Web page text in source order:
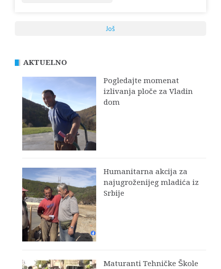
Još
AKTUELNO
Pogledajte momenat
izlivanja ploče za Vladin
dom
Humanitarna akcija za
najugroženijeg mladića iz
Srbije
Maturanti Tehničke Škole